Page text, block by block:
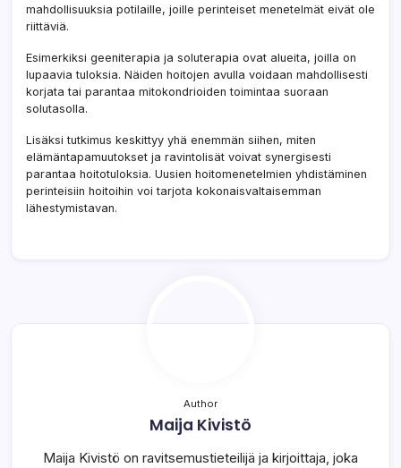
mahdollisuuksia potilaille, joille perinteiset menetelmät eivät ole
riittäviä.
Esimerkiksi geeniterapia ja soluterapia ovat alueita, joilla on
lupaavia tuloksia. Näiden hoitojen avulla voidaan mahdollisesti
korjata tai parantaa mitokondrioiden toimintaa suoraan
solutasolla.
Lisäksi tutkimus keskittyy yhä enemmän siihen, miten
elämäntapamuutokset ja ravintolisät voivat synergisesti
parantaa hoitotuloksia. Uusien hoitomenetelmien yhdistäminen
perinteisiin hoitoihin voi tarjota kokonaisvaltaisemman
lähestymistavan.
Author
Maija Kivistö
Maija Kivistö on ravitsemustieteilijä ja kirjoittaja, joka